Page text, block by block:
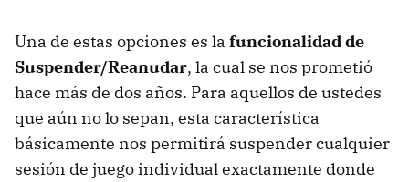
Una de estas opciones es la funcionalidad de
Suspender/Reanudar, la cual se nos prometió
hace más de dos años. Para aquellos de ustedes
que aún no lo sepan, esta característica
básicamente nos permitirá suspender cualquier
sesión de juego individual exactamente donde